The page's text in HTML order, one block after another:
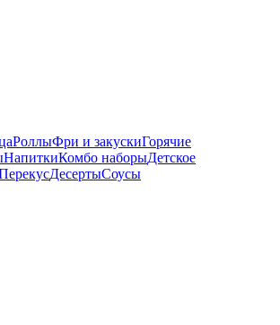
РоллыФри и закускиГорячие
НапиткиКомбо наборыДетское
ДесертыСоусы